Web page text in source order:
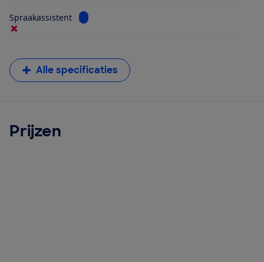
Spraakassistent Bekijk informatie voor Spraakassistent
Alle specificaties
Prijzen